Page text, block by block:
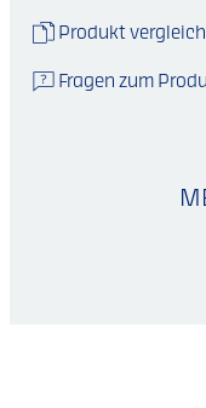
Produkt
Fragen zum